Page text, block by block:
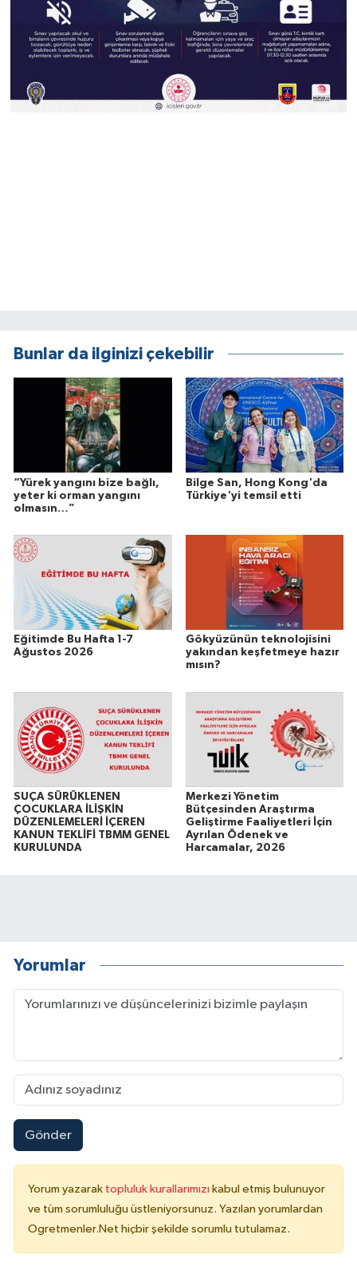
Bunlar da ilginizi çekebilir
“Yürek yangını bize bağlı,
yeter ki orman yangını
olmasın…”
Bilge San, Hong Kong'da
Türkiye'yi temsil etti
Eğitimde Bu Hafta 1-7
Ağustos 2026
Gökyüzünün teknolojisini
yakından keşfetmeye hazır
mısın?
SUÇA SÜRÜKLENEN
ÇOCUKLARA İLİŞKİN
DÜZENLEMELERİ İÇEREN
KANUN TEKLİFİ TBMM GENEL
KURULUNDA
Merkezi Yönetim
Bütçesinden Araştırma
Geliştirme Faaliyetleri İçin
Ayrılan Ödenek ve
Harcamalar, 2026
Yorumlar
Gönder
Yorum yazarak topluluk kurallarımızı kabul etmiş bulunuyor
ve tüm sorumluluğu üstleniyorsunuz. Yazılan yorumlardan
Ogretmenler.Net hiçbir şekilde sorumlu tutulamaz.